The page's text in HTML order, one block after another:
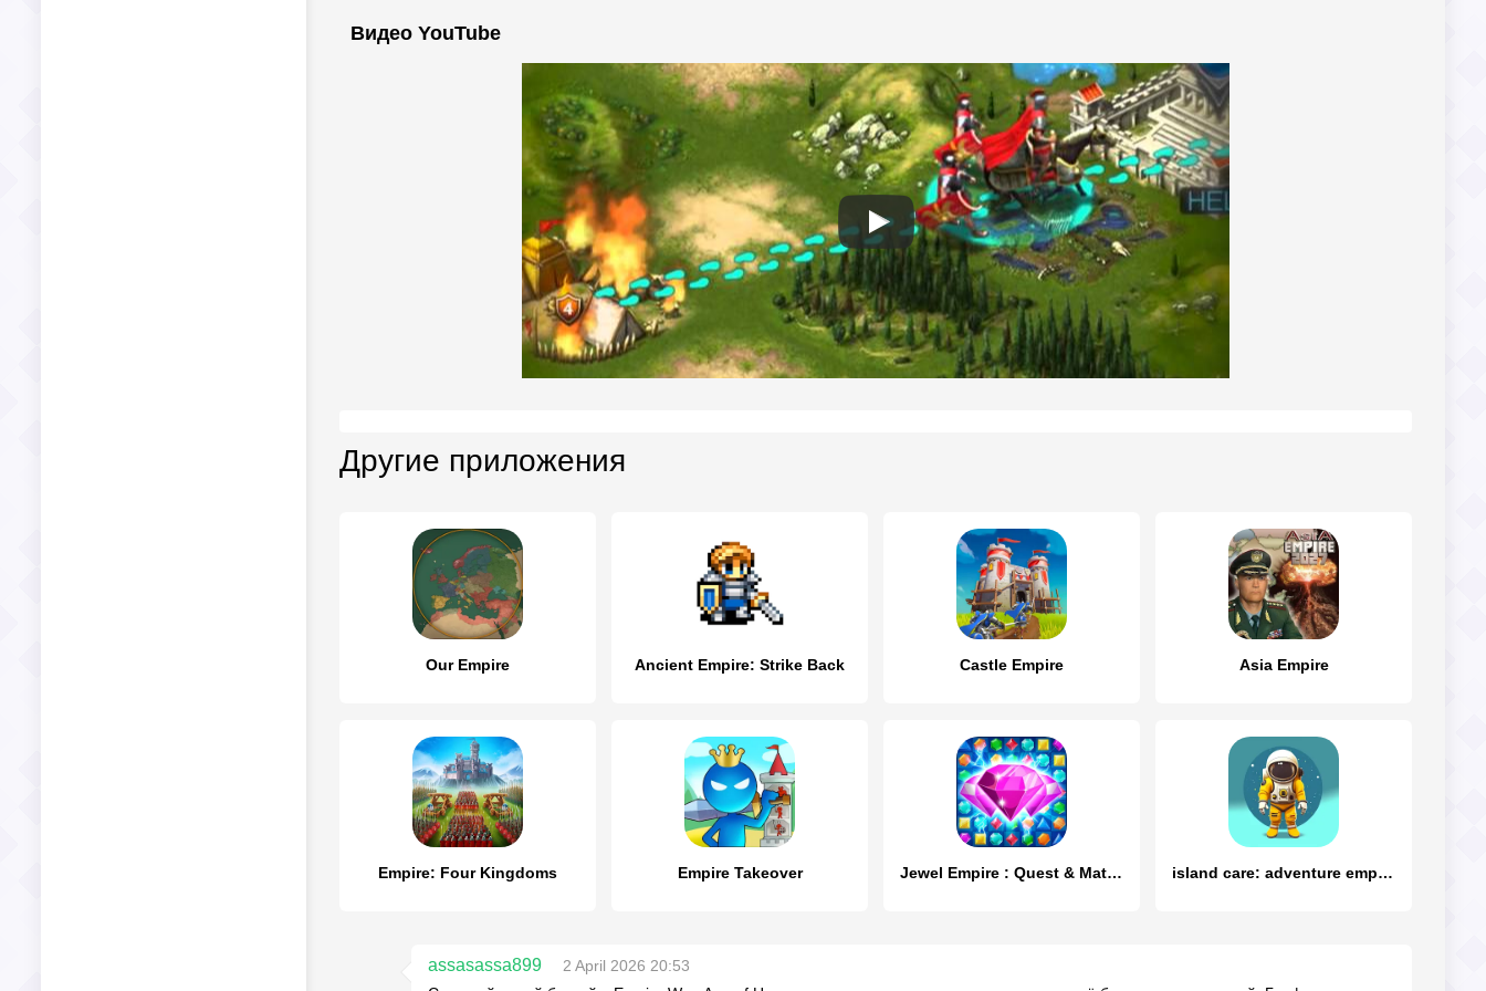
Видео YouTube
Другие приложения
Our Empire Ancient Empire: Strike Back Castle Empire Asia Empire
Empire: Four Kingdoms Empire Takeover Jewel Empire : Quest & Match 3 island care: adventure empire
assasassa899
2 April 2026 20:53